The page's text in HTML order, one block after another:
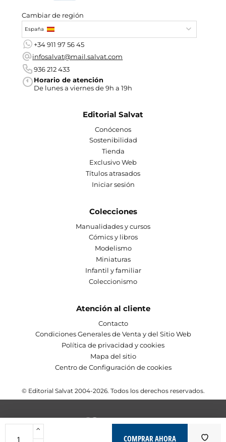
COMPRAR AHORA
Cambiar de región
España
+34 911 97 56 45
infosalvat@mail.salvat.com
936 212 433
Horario de atención
De lunes a viernes de 9h a 19h
Editorial Salvat
Conócenos
Sostenibilidad
Tienda
Exclusivo Web
Títulos atrasados
Iniciar sesión
Colecciones
Manualidades y cursos
Cómics y libros
Modelismo
Miniaturas
Infantil y familiar
Coleccionismo
Atención al cliente
Contacto
Condiciones Generales de Venta y del Sitio Web
Política de privacidad y cookies
Mapa del sitio
Centro de Configuración de cookies
© Editorial Salvat 2004-2026. Todos los derechos reservados.